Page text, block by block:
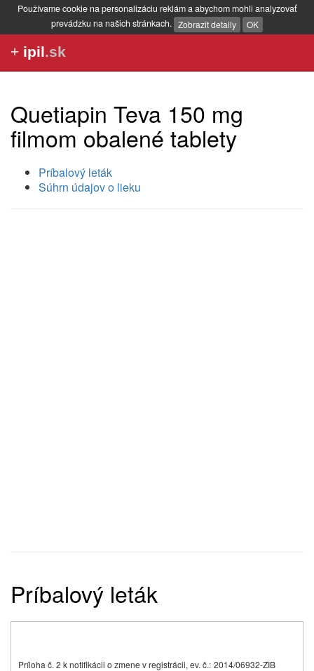
Používame cookie na personalizáciu reklám a abychom mohli analyzovať
prevádzku na našich stránkach. Zobrazit detaily OK
+ ipil.sk
Quetiapin Teva 150 mg
filmom obalené tablety
Príbalový leták
Súhrn údajov o lieku
Príbalový leták
Príloha č. 2 k notifikácii o zmene v registrácii, ev. č.: 2014/06932-ZIB